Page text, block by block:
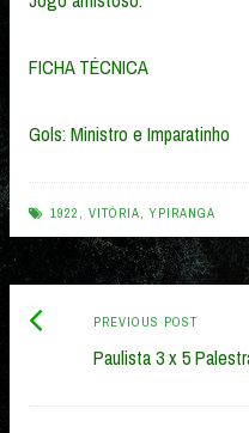
FICHA TÉCNICA
Gols: Ministro e Imparatinho
1922 VITÓRIA ,YPIRANGA
Post
navigation
PREVIOUS POSTPrevious
post:
Paulista 3 x 5